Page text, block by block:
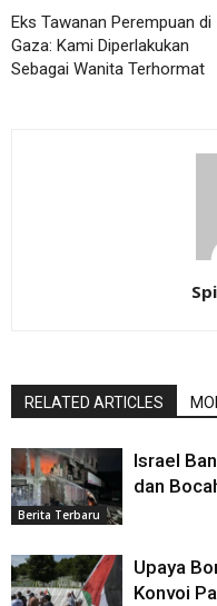
Eks Tawanan Perempuan di
Gaza: Kami Diperlakukan
Sebagai Wanita Terhormat
RELATED ARTICLES
Berita Terbaru
Israel
dan
Upaya
Konvoi